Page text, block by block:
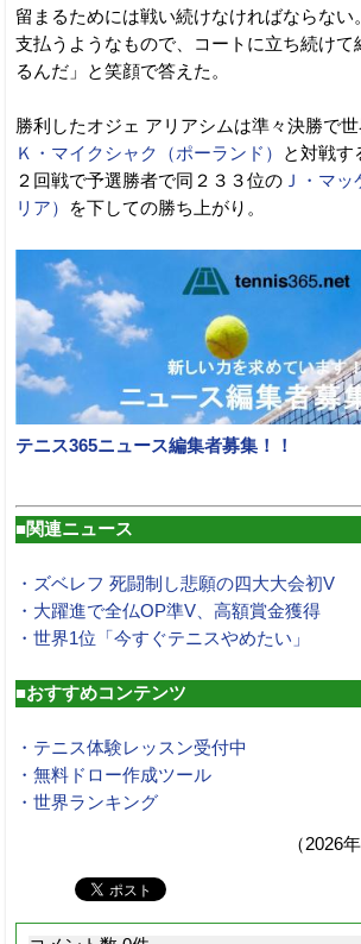
留まるためには戦い続けなければならない
支払うようなもので、コートに立ち続けて
るんだ」と笑顔で答えた。
勝利したオジェ アリアシムは準々決勝で
Ｋ・マイクシャク（ポーランド）
と対戦す
２回戦で予選勝者で同２３３位の Ｊ・マ
リア）
を下しての勝ち上がり。
テニス365ニュース編集者募集！！
■関連ニュース
・ズベレフ 死闘制し悲願の四大大会初V
・大躍進で全仏OP準V、高額賞金獲得
・世界1位「今すぐテニスやめたい」
■おすすめコンテンツ
・テニス体験レッスン受付中
・無料ドロー作成ツール
・世界ランキング
（2026